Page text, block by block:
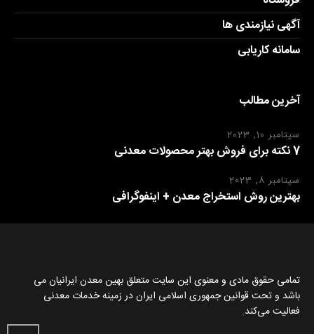
آگهی نیازمندی ها
سامانه کاریابی
آخرین مطالب
سپتامبر 10, 2023
7 نکته برای فروش بهتر محصولات معدنی
سپتامبر 8, 2023
بهترین روش استخراج معدن + اینفوگرافی
تمامی حقوق مادی و معنوی این سایت متعلق بهین معدن ایرانیان می
باشد و تحت قوانین جمهوری اسلامی ایران در زمینه خدمات معدنی
فعالیت می‌کند.